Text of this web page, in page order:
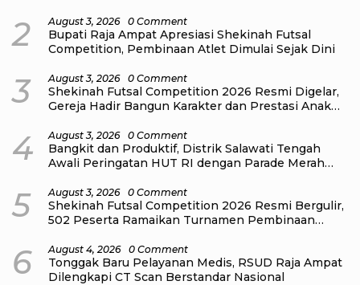
2 August 3, 2026 0 Comment
Bupati Raja Ampat Apresiasi Shekinah Futsal
Competition, Pembinaan Atlet Dimulai Sejak Dini
3 August 3, 2026 0 Comment
Shekinah Futsal Competition 2026 Resmi Digelar,
Gereja Hadir Bangun Karakter dan Prestasi Anak
4 August 3, 2026 0 Comment
Bangkit dan Produktif, Distrik Salawati Tengah
Awali Peringatan HUT RI dengan Parade Merah
5 August 3, 2026 0 Comment
Shekinah Futsal Competition 2026 Resmi Bergulir,
502 Peserta Ramaikan Turnamen Pembinaan
6 August 4, 2026 0 Comment
Tonggak Baru Pelayanan Medis, RSUD Raja Ampat
Dilengkapi CT Scan Berstandar Nasional